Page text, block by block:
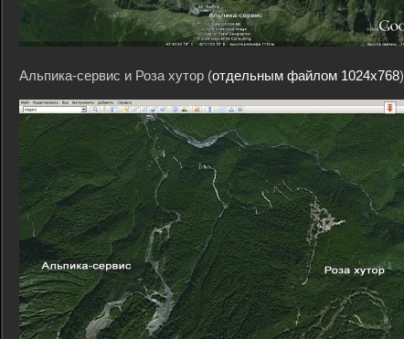
Альпика-сервис и Роза хутор (отдельным файлом 1024х768)